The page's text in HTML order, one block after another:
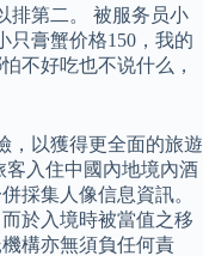
排第二。 被服务员小
只膏蟹价格150，我的
不好吃也不说什么，
，以獲得更全面的旅遊
客入住中國內地境內酒
採集人像信息資訊。
於入境時被當值之移
構亦無須負任何責